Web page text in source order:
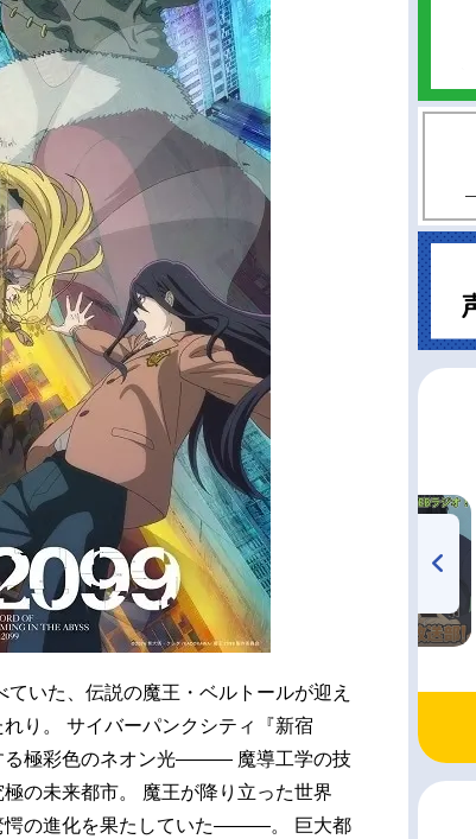
いた、伝説の魔王・ベルトールが迎え
り。 サイバーパンクシティ『新宿
る極彩色のネオン光――― 魔導工学の技
の未来都市。 魔王が降り立った世界
愕の進化を果たしていた―――。 巨大都
TVアニメ『戦隊大失格』
radio 大直会 2nd season
ハイキュー!! 烏野高校放送部!